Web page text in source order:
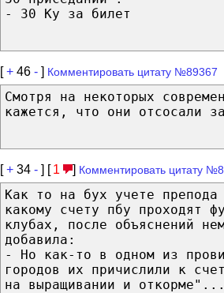
- 30 Ку за билет
[+ 46 - ] Комментировать цитату №89367
Смотря на некоторых
кажется, что они отсосали
[+ 34 - ] [ 1 ] Комментировать цитату
Как то на бух учете препода
какому счету пбу проходят
клубах, после объяснений
добавила:
- Но как-то в одном из
городов их причислили к
на выращивании и